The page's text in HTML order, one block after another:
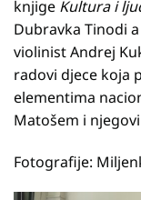
knjige Kultura i
Dubravka Tinodi
violinist Andrej
radovi djece koja
elementima
Matošem i
Fotografije: